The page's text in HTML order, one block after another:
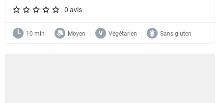
A star rating of 0 out of 5.
0 avis
10 min Moyen Végétarien Sans gluten